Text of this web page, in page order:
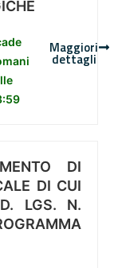
Maggiori
dettagli
DI
DI CUI
LGS. N.